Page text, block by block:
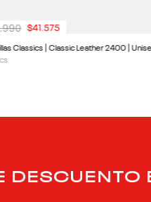
Classics | Classic Leather 2400 |
.990 $41.575
DESCUENTO